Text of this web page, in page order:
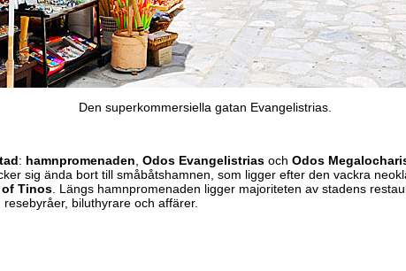
Den superkommersiella gatan Evangelistrias.
: hamnpromenaden Odos Evangelistrias och Odos
sig ända bort till småbåtshamnen, som ligger efter den vackra
Tinos . Längs hamnpromenaden ligger majoriteten av stadens
biluthyrare och affärer.